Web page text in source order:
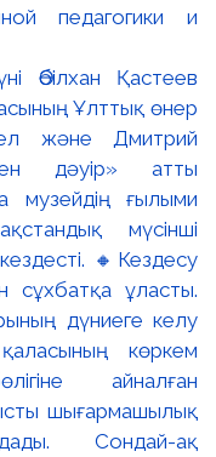
педагогики и